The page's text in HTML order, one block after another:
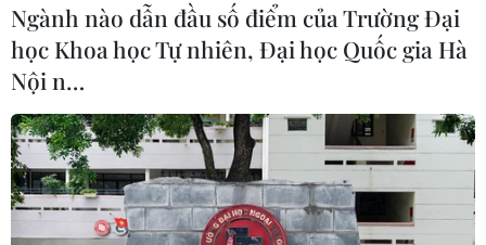
#Tai nạn giao thông #Cấp cứu
#Giấy khám sức khỏe
#Cấp cứu an toàn giao thông
Ngành nào dẫn đầu số điểm của Trường Đại
học Khoa học Tự nhiên, Đại học Quốc gia Hà
Nội n…